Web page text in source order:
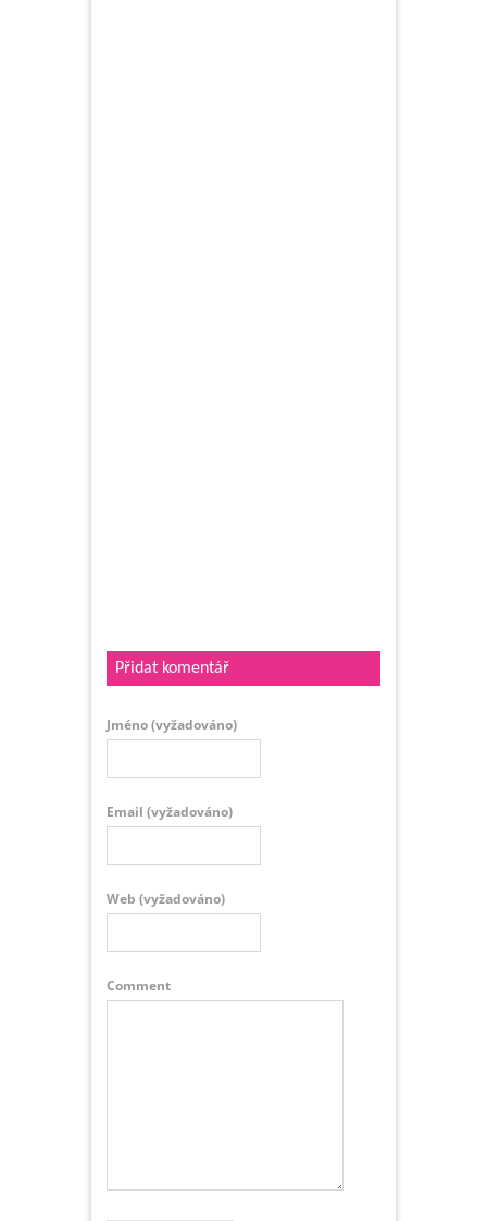
Přidat komentář
Jméno(vyžadováno)
Email (vyžadováno)
Web (vyžadováno)
Comment